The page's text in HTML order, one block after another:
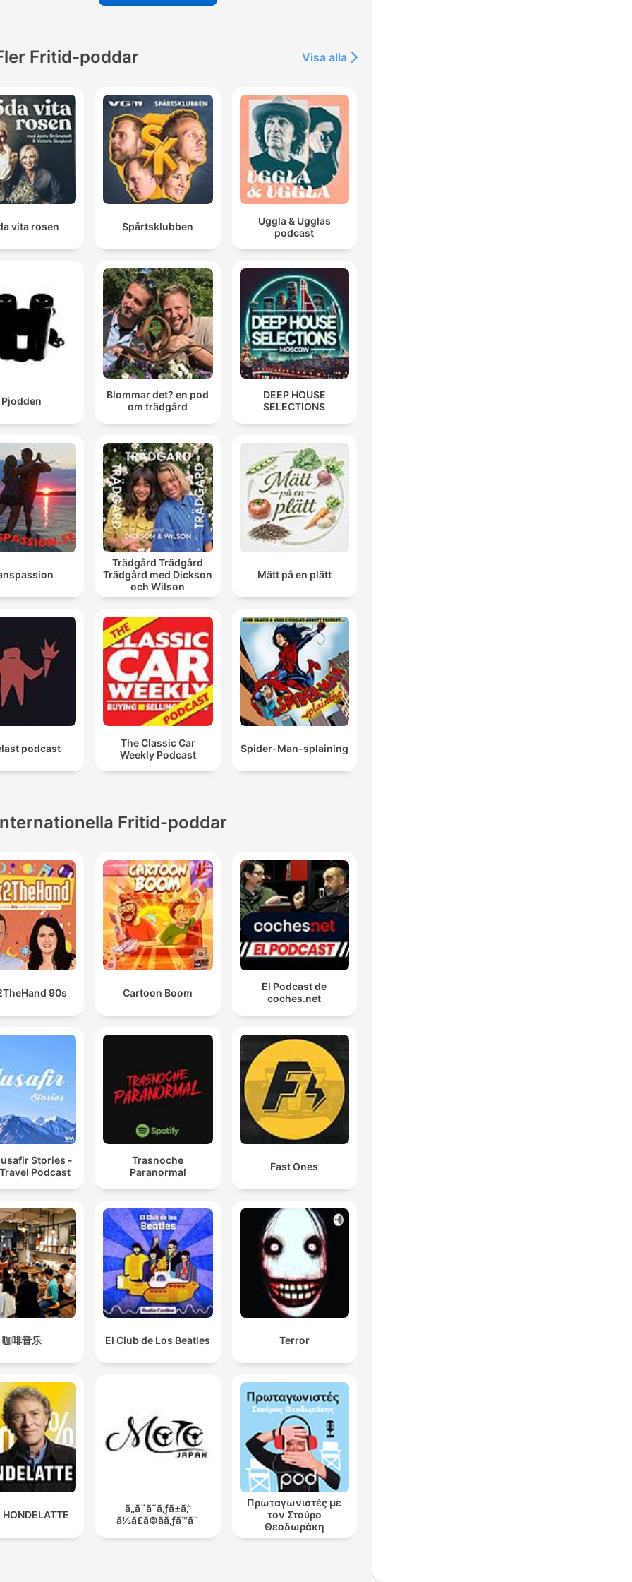
Fritid-poddar Visa alla
vita rosen Spårtsklubben
Uggla & Ugglas
podcast
Pjodden
Blommar det? en pod
om trädgård
DEEP HOUSE
SELECTIONS
Trädgård Trädgård
Trädgård med Dickson
och Wilson
Mätt på en plätt
podcast
The Classic Car
Weekly Podcast
Spider-Man-splaining
Fritid-poddar
90s Cartoon Boom
El Podcast de
coches.net
Stories -
Podcast
Trasnoche
Paranormal
Fast Ones
咖啡音乐 El Club de Los Beatles Terror
ã‚‚ã¨ã˜ã‚ƒã±ã‚“
ã½ã£ã©ãã‚ƒã™ã¨
Πρωταγωνιστές με
τον Σταύρο
Θεοδωράκη